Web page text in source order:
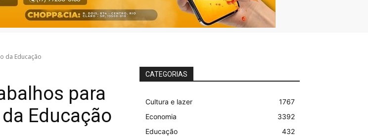
da Educação
para
Educação
CATEGORIAS
Cultura e lazer
1767
Economia
3392
Educação
432